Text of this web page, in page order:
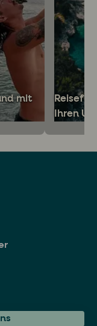
mit
Ihren